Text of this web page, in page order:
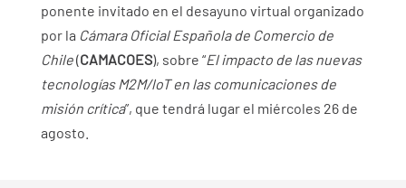
ponente invitado en el desayuno virtual organizado
por la Cámara Oficial Española de Comercio de
Chile(CAMACOES), sobre “El impacto de las nuevas
tecnologías M2M/loT en las comunicaciones de
misión crítica”, que tendrá lugar el miércoles 26 de
agosto.